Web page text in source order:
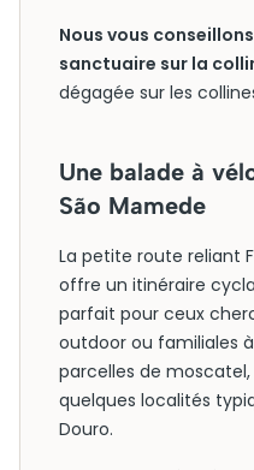
Nous vous
sanctuaire sur la
dégagée sur les
Une balade à
São Mamede
La petite route reliant
offre un itinéraire
parfait pour ceux
outdoor ou familiales
parcelles de moscatel,
quelques localités
Douro.